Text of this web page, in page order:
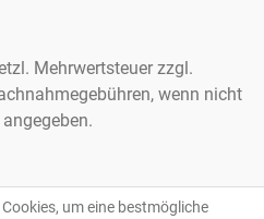
Mehrwertsteuer zzgl.
wenn nicht
um eine bestmögliche